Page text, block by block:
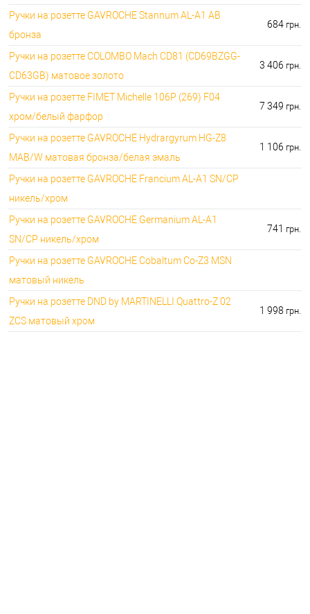
Ручки на розетте GAVROCHE Stannum AL-A1 AB
бронза
684 грн.
Ручки на розетте COLOMBO Mach CD81 (CD69BZGG-
CD63GB) матовое золото
3 406 грн.
Ручки на розетте FIMET Michelle 106P (269) F04
хром/белый фарфор
7 349 грн.
Ручки на розетте GAVROCHE Hydrargyrum HG-Z8
MAB/W матовая бронза/белая эмаль
1 106 грн.
Ручки на розетте GAVROCHE Francium AL-A1 SN/CP
никель/хром
Ручки на розетте GAVROCHE Germanium AL-A1
SN/CP никель/хром
741 грн.
Ручки на розетте GAVROCHE Cobaltum Co-Z3 MSN
матовый никель
Ручки на розетте DND by MARTINELLI Quattro-Z 02
ZCS матовый хром
1 998 грн.